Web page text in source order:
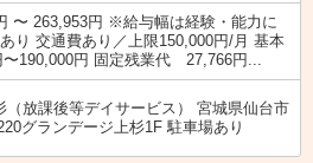
〜 263,953円 ※給与幅は経験・能力に
り 交通費あり／上限150,000円/月 基本
190,000円 固定残業代 27,766円...
（放課後等デイサービス） 宮城県仙台市
グランデージ上杉1F 駐車場あり